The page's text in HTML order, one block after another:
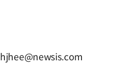
hjhee@newsis.com